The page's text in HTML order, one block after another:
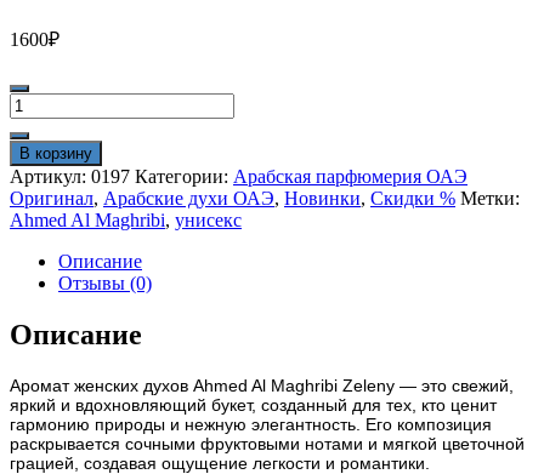
1600₽
Количество
товара
Ahmed
Al
Maghribi
Zeleny
100
оригинал
В корзину
Артикул: 0197 Категории: Арабская парфюмерия ОАЭ
Оригинал, Арабские духи ОАЭ, Новинки, Скидки % Метки:
Ahmed Al Maghribi, унисекс
Описание
Отзывы (0)
Описание
Аромат женских духов Ahmed Al Maghribi Zeleny — это свежий,
яркий и вдохновляющий букет, созданный для тех, кто ценит
гармонию природы и нежную элегантность. Его композиция
раскрывается сочными фруктовыми нотами и мягкой цветочной
грацией, создавая ощущение легкости и романтики.